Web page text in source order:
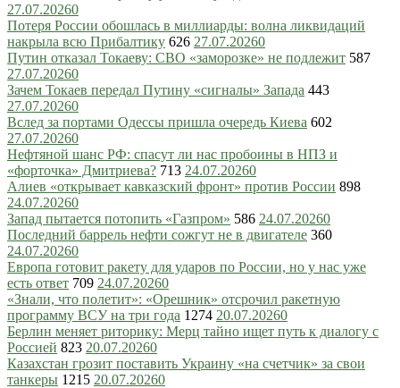
27.07.20260
Потеря России обошлась в миллиарды: волна ликвидаций
накрыла всю Прибалтику 626 27.07.20260
Путин отказал Токаеву: СВО «заморозке» не подлежит 587
27.07.20260
Зачем Токаев передал Путину «сигналы» Запада 443
27.07.20260
Вслед за портами Одессы пришла очередь Киева 602
27.07.20260
Нефтяной шанс РФ: спасут ли нас пробоины в НПЗ и
«форточка» Дмитриева? 713 24.07.20260
Алиев «открывает кавказский фронт» против России 898
24.07.20260
Запад пытается потопить «Газпром» 586 24.07.20260
Последний баррель нефти сожгут не в двигателе 360
24.07.20260
Европа готовит ракету для ударов по России, но у нас уже
есть ответ 709 24.07.20260
«Знали, что полетит»: «Орешник» отсрочил ракетную
программу ВСУ на три года 1274 20.07.20260
Берлин меняет риторику: Мерц тайно ищет путь к диалогу с
Россией 823 20.07.20260
Казахстан грозит поставить Украину «на счетчик» за свои
танкеры 1215 20.07.20260